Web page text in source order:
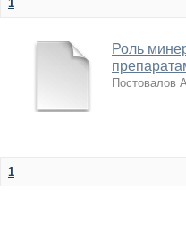
1
Роль
Постовалов
1